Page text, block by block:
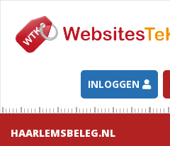
INLOGGEN
HAARLEMSBELEG.NL